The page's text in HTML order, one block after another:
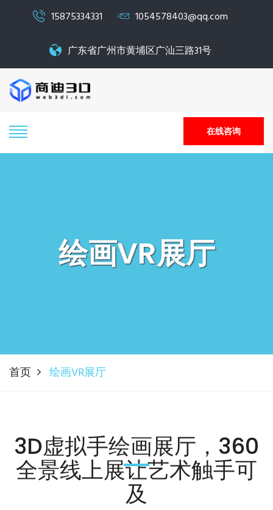
15875334331 1054578403@qq.com
广东省广州市黄埔区广汕三路31号
在线咨询
绘画VR展厅
首页 绘画VR展厅
3D虚拟手绘画展厅，360
全景线上展让艺术触手可
及